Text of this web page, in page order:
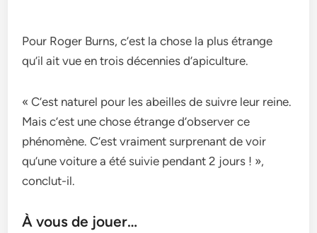
Pour Roger Burns, c’est la chose la plus étrange
qu’il ait vue en trois décennies d’apiculture.
« C’est naturel pour les abeilles de suivre leur reine.
Mais c’est une chose étrange d’observer ce
phénomène. C’est vraiment surprenant de voir
qu’une voiture a été suivie pendant 2 jours ! »,
conclut-il.
À vous de jouer…